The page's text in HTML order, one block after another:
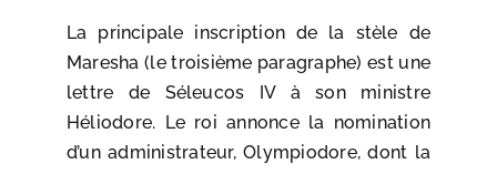
La principale inscription de la stèle de
Maresha (le troisième paragraphe) est une
lettre de Séleucos IV à son ministre
Héliodore. Le roi annonce la nomination
d’un administrateur, Olympiodore, dont la